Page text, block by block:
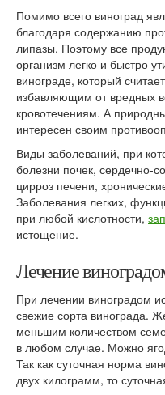
Помимо всего виноград
благодаря содержанию
липазы. Поэтому все
организм легко и быстро
винограде, который
избавляющим от вредных
кровотечениям. А
интересен своим
Виды заболеваний, при
болезни почек, сердечно-
цирроз печени,
Заболевания легких,
при любой кислотности,
истощение.
Лечение
При лечении виноградом
свежие сорта винограда.
меньшим количеством
в любом случае. Можно
Так как суточная норма
двух килограмм, то